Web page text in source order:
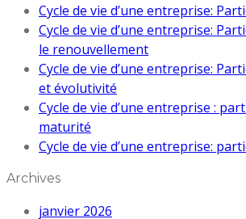
Cycle de vie d’une entreprise:
Cycle de vie d’une entreprise:
le renouvellement
Cycle de vie d’une entreprise:
et évolutivité
Cycle de vie d’une entreprise :
maturité
Cycle de vie d’une entreprise:
Archives
janvier 2026